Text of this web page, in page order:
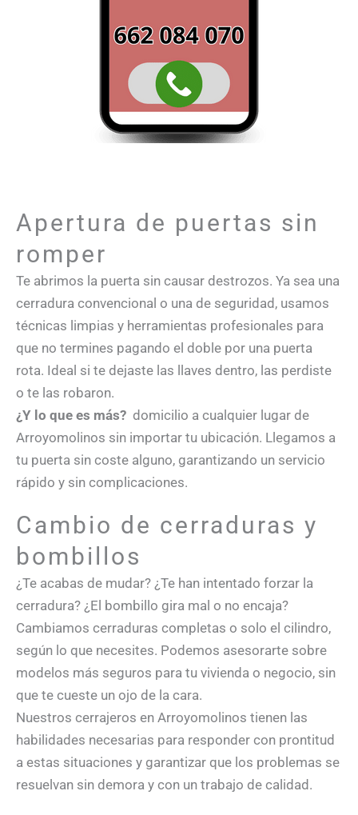
Apertura de puertas sin
romper
Te abrimos la puerta sin causar destrozos. Ya sea una
cerradura convencional o una de seguridad, usamos
técnicas limpias y herramientas profesionales para
que no termines pagando el doble por una puerta
rota. Ideal si te dejaste las llaves dentro, las perdiste
o te las robaron.
¿Y lo que es más? domicilio a cualquier lugar de
Arroyomolinos sin importar tu ubicación. Llegamos a
tu puerta sin coste alguno, garantizando un servicio
rápido y sin complicaciones.
Cambio de cerraduras y
bombillos
¿Te acabas de mudar? ¿Te han intentado forzar la
cerradura? ¿El bombillo gira mal o no encaja?
Cambiamos cerraduras completas o solo el cilindro,
según lo que necesites. Podemos asesorarte sobre
modelos más seguros para tu vivienda o negocio, sin
que te cueste un ojo de la cara.
Nuestros cerrajeros en Arroyomolinos tienen las
habilidades necesarias para responder con prontitud
a estas situaciones y garantizar que los problemas se
resuelvan sin demora y con un trabajo de calidad.